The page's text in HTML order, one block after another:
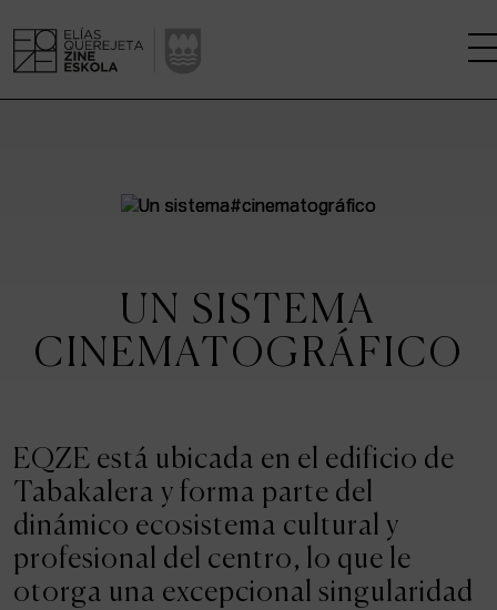
CENTRO DE INVESTIGACIÓN
KINOFABRIKA
LA CASA DEL CINE
ACTUALIDAD
Admisión
Intranet
UN SISTEMA
CINEMATOGRÁFICO
EQZE está ubicada en el edificio de
Tabakalera y forma parte del
dinámico ecosistema cultural y
profesional del centro, lo que le
otorga una excepcional singularidad